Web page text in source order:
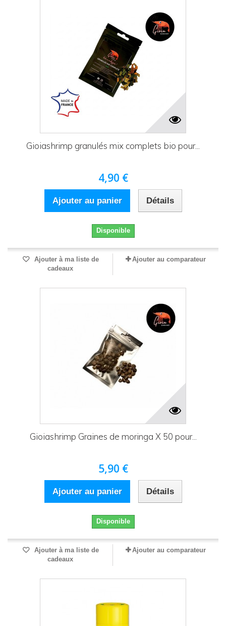
Gioiashrimp granulés mix complets bio pour...
4,90 €
Ajouter au panier Détails
Disponible
Ajouter à ma liste de
cadeaux
Ajouter au comparateur
Gioiashrimp Graines de moringa X 50 pour...
5,90 €
Ajouter au panier Détails
Disponible
Ajouter à ma liste de
cadeaux
Ajouter au comparateur